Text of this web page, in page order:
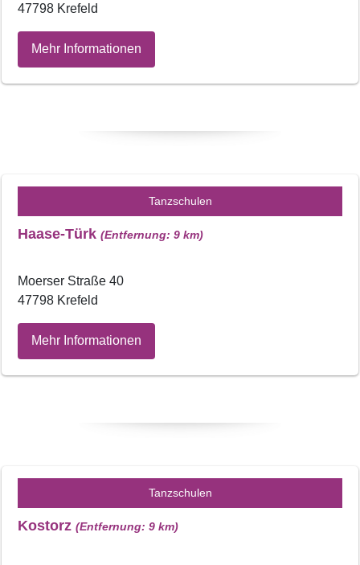
47798 Krefeld
Mehr Informationen
Tanzschulen
Haase-Türk (Entfernung: 9 km)
Moerser Straße 40
47798 Krefeld
Mehr Informationen
Tanzschulen
Kostorz (Entfernung: 9 km)